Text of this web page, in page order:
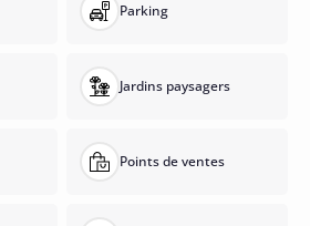
Parking
Jardins paysagers
Points de ventes